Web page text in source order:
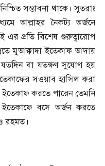
সম্ভাবনা থাকে। সুতরাং
আল্লাহর নৈকট্য অর্জনে
এর প্রতি বিশেষ গুরুত্বারোপ
মুআক্কাদা ইতেকাফ আদায়
বা যতক্ষণ সুযোগ হয়
সওয়াব হাসিল করা
করতে পারেন তেমনি
ইতেকাফে বসে অর্জন করতে
রহমত।